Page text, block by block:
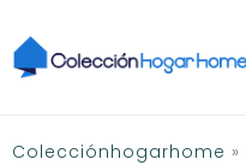
al
contenido
Colecciónhogarhome »